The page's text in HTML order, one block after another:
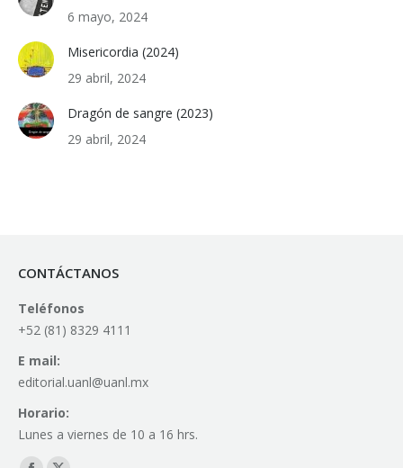
6 mayo, 2024
Misericordia (2024)
29 abril, 2024
Dragón de sangre (2023)
29 abril, 2024
CONTÁCTANOS
Teléfonos
+52 (81) 8329 4111
E mail:
editorial.uanl@uanl.mx
Horario:
Lunes a viernes de 10 a 16 hrs.